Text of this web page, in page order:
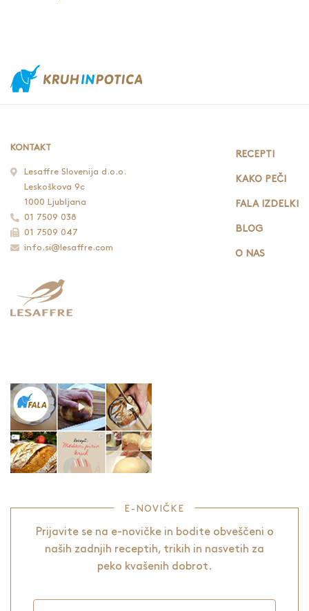
KONTAKT
Lesaffre Slovenija d.o.o.
Leskoškova 9c
1000 Ljubljana
01 7509 038
01 7509 047
info.si@lesaffre.com
RECEPTI
KAKO PEČI
FALA IZDELKI
BLOG
O NAS
E-NOVIČKE
Prijavite se na e-novičke in bodite obveščeni o
naših zadnjih receptih, trikih in nasvetih za
peko kvašenih dobrot.